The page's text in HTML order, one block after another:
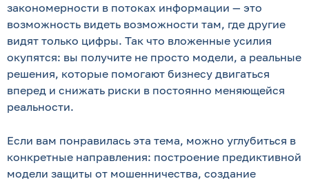
закономерности в потоках информации — это
возможность видеть возможности там, где другие
видят только цифры. Так что вложенные усилия
окупятся: вы получите не просто модели, а реальные
решения, которые помогают бизнесу двигаться
вперед и снижать риски в постоянно меняющейся
реальности.
Если вам понравилась эта тема, можно углубиться в
конкретные направления: построение предиктивной
модели защиты от мошенничества, создание